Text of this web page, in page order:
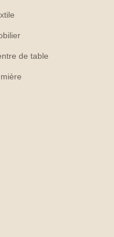
de table